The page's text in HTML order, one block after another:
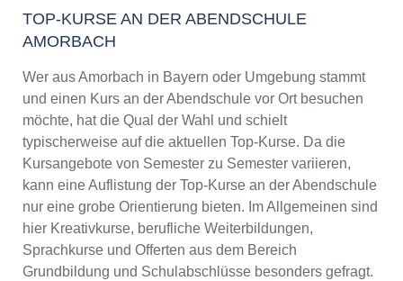
TOP-KURSE AN DER ABENDSCHULE
AMORBACH
Wer aus Amorbach in Bayern oder Umgebung stammt
und einen Kurs an der Abendschule vor Ort besuchen
möchte, hat die Qual der Wahl und schielt
typischerweise auf die aktuellen Top-Kurse. Da die
Kursangebote von Semester zu Semester variieren,
kann eine Auflistung der Top-Kurse an der Abendschule
nur eine grobe Orientierung bieten. Im Allgemeinen sind
hier Kreativkurse, berufliche Weiterbildungen,
Sprachkurse und Offerten aus dem Bereich
Grundbildung und Schulabschlüsse besonders gefragt.